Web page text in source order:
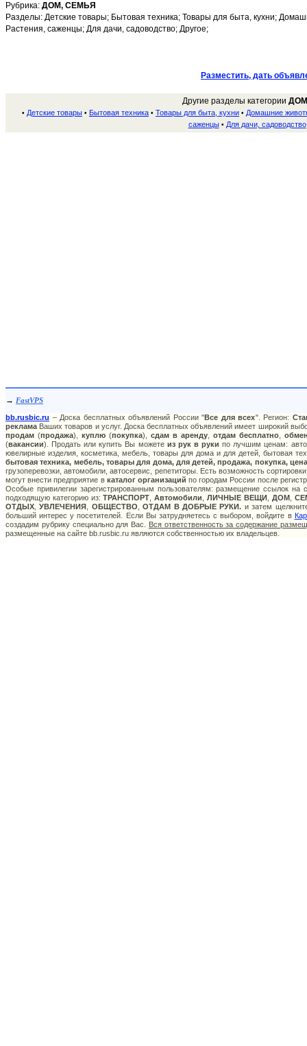
Рубрика: ДОМ, СЕМЬЯ
Разделы: Детские товары; Бытовая техника; Товары для быта, кухни;
Растения, саженцы; Для дачи, садоводство; Другое;
Разместить, дать
Другие разделы категории
• Детские товары • Бытовая техника • Товары для быта, кухни • Домашние
саженцы• Для дачи, садоводство
→ FastVPS
bb.rusbic.ru – Доска бесплатных объявлений России "Все для всех". Регион:
реклама Ваших товаров и услуг. Доска бесплатных объявлений имеет широкий
продам (продажа), куплю(покупка), сдам в аренду, отдам бесплатно,
(вакансии). Продать или купить Вы можете из рук в руки по лучшим ценам:
ювелирные изделия, косметика, мебель, товары для дома и для детей, бытовая
бытовая техника, мебель, товары для дома, для детей, продажа, покупка,
грузоперевозки, автомобили, автосервис, репетиторы. Есть возможность
могут внести предприятие в каталог организаций по городам России после
Особые привилегии зарегистрированным пользователям: размещение ссылок
подходящую категорию из:ТРАНСПОРТ ,Автомобили ,ЛИЧНЫЕ ВЕЩИ, ДОМ,
ОТДЫХ ,УВЛЕЧЕНИЯ ОБЩЕСТВО ,ОТДАМ В ДОБРЫЕ РУКИ. и затем
больший интерес у посетителей. Если Вы затрудняетесь с выбором, войдите в
создадим рубрику специально для Вас. Вся ответственность за содержание
размещенные на сайте bb.rusbic.ru являются собственностью их владельцев.